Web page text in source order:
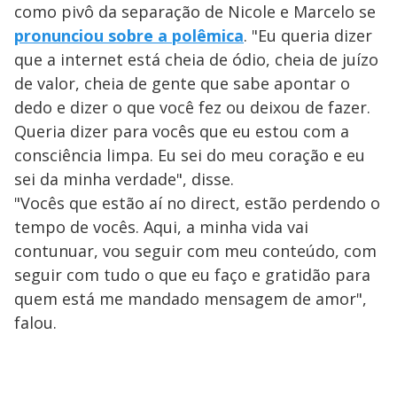
como pivô da separação de Nicole e Marcelo se
pronunciou sobre a polêmica. "Eu queria dizer
que a internet está cheia de ódio, cheia de juízo
de valor, cheia de gente que sabe apontar o
dedo e dizer o que você fez ou deixou de fazer.
Queria dizer para vocês que eu estou com a
consciência limpa. Eu sei do meu coração e eu
sei da minha verdade", disse.
"Vocês que estão aí no direct, estão perdendo o
tempo de vocês. Aqui, a minha vida vai
contunuar, vou seguir com meu conteúdo, com
seguir com tudo o que eu faço e gratidão para
quem está me mandado mensagem de amor",
falou.